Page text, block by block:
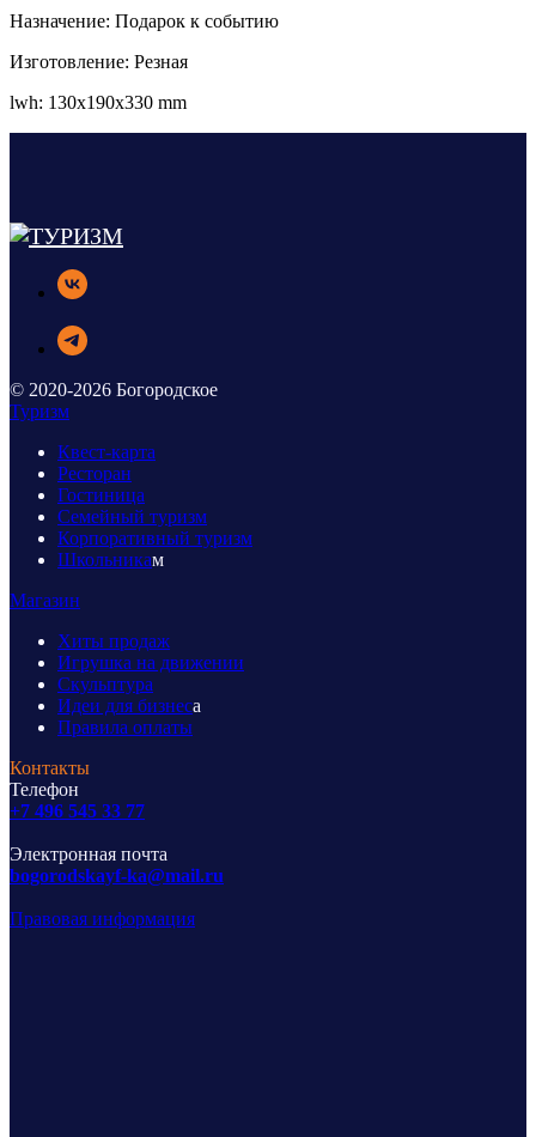
Назначение: Подарок к событию
Изготовление: Резная
lwh: 130x190x330 mm
© 2020-2026 Богородское
Туризм
Квест-карта
Ресторан
Гостиница
Семейный туризм
Корпоративный туризм
Школьникам
Магазин
Хиты продаж
Игрушка на движении
Скульптура
Идеи для бизнеса
Правила оплаты
Контакты
Телефон
+7 496 545 33 77
Электронная почта
bogorodskayf-ka@mail.ru
Правовая информация